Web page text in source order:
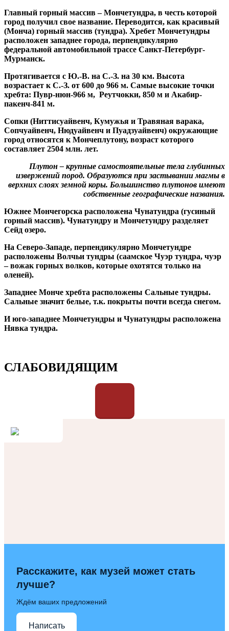
Главный горный массив – Мончетундра, в честь которой
город получил свое название. Переводится, как красивый
(Монча) горный массив (тундра). Хребет Мончетундры
расположен западнее города, перпендикулярно
федеральной автомобильной трассе Санкт-Петербург-
Мурманск.
Протягивается с Ю.-В. на С.-З. на 30 км. Высота
возрастает к С.-З. от 600 до 966 м. Самые высокие точки
хребта: Пувр-нюн-966 м, Реутчокки, 850 м и Акабир-
пакенч-841 м.
Сопки (Ниттисуайвенч, Кумужья и Травяная варака,
Сопчуайвенч, Нюдуайвенч и Пуадзуайвенч) окружающие
город относятся к Мончеплутону, возраст которого
составляет 2504 млн. лет.
Плутон – крупные самостоятельные тела глубинных
извержений пород. Образуются при застывании магмы в
верхних слоях земной коры. Большинство плутонов имеют
собственные географические названия.
Южнее Мончегорска расположена Чунатундра (гусиный
горный массив). Чунатундру и Мончетундру разделяет
Сейд озеро.
На Северо-Западе, перпендикулярно Мончетундре
расположены Волчьи тундры (саамское Чуэр тундра, чуэр
– вожак горных волков, которые охотятся только на
оленей).
Западнее Монче хребта расположены Сальные тундры.
Сальные значит белые, т.к. покрыты почти всегда снегом.
И юго-западнее Мончетундры и Чунатундры расположена
Нявка тундра.
СЛАБОВИДЯЩИМ
Расскажите, как музей может стать
лучше?
Ждём ваших предложений
Написать